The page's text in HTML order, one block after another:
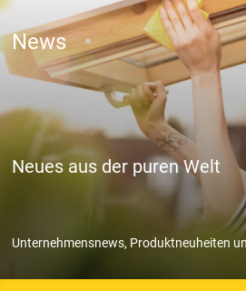
News
Neues aus der puren Welt
Unternehmensnews, Produktneuheiten
Speichern
Ablehnen
Impressum Datenschutz